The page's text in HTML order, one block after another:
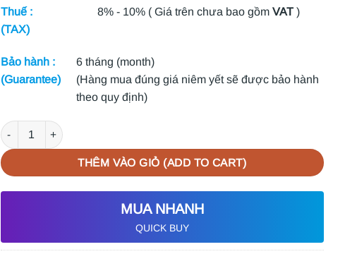
Thuế :
(TAX)
8% - 10% ( Giá trên chưa bao gồmVAT )
Bảo hành :
(Guarantee)
6 tháng (month)
(Hàng mua đúng giá niêm yết sẽ được bảo hành
theo quy định)
TẤM CHẮN BÙN SAU TRÁI MAZDA BT50 2013 số lượng
THÊM VÀO GIỎ (ADD TO CART)
MUA NHANH
QUICK BUY